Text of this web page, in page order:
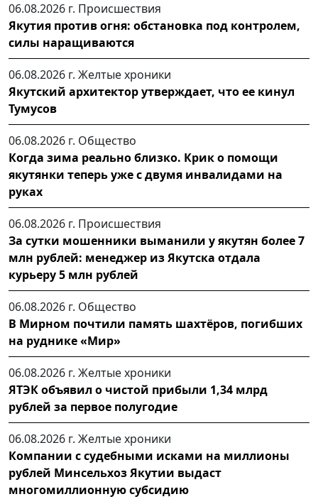
06.08.2026 г. Происшествия
Якутия против огня: обстановка под контролем,
силы наращиваются
06.08.2026 г. Желтые хроники
Якутский архитектор утверждает, что ее кинул
Тумусов
06.08.2026 г. Общество
Когда зима реально близко. Крик о помощи
якутянки теперь уже с двумя инвалидами на
руках
06.08.2026 г. Происшествия
За сутки мошенники выманили у якутян более 7
млн рублей: менеджер из Якутска отдала
курьеру 5 млн рублей
06.08.2026 г. Общество
В Мирном почтили память шахтёров, погибших
на руднике «Мир»
06.08.2026 г. Желтые хроники
ЯТЭК объявил о чистой прибыли 1,34 млрд
рублей за первое полугодие
06.08.2026 г. Желтые хроники
Компании с судебными исками на миллионы
рублей Минсельхоз Якутии выдаст
многомиллионную субсидию